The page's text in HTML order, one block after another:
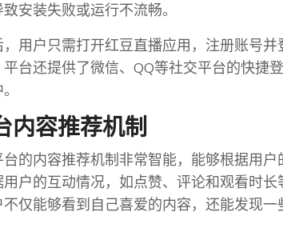
安装失败或运行不流畅。
用户只需打开红豆直播应用，注册账号
台还提供了微信、QQ等社交平台的快捷
内容推荐机制
的内容推荐机制非常智能，能够根据用户
户的互动情况，如点赞、评论和观看时长
仅能够看到自己喜爱的内容，还能发现一